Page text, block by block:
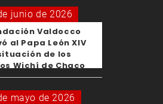
junio de 2026
Valdocco
al Papa León XIV
de los
Wichí de Chaco
mayo de 2026